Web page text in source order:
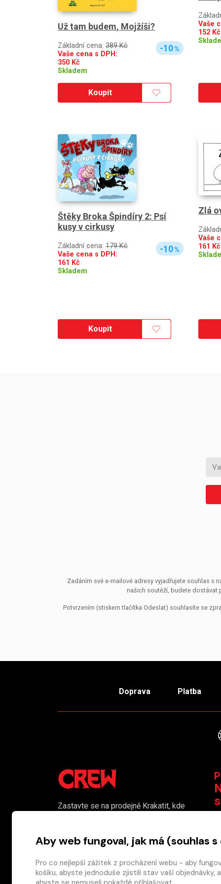
Už tam budem, Mojžíši?
Základní cena: 389 Kč
Vaše cena s DPH:
350 Kč
Skladem
-10%
Koupit
Vaše
152 Kč
Štěky Broka Špindíry 2: Psí
kusy v cirkusy
Základní cena: 179 Kč
Vaše cena s DPH:
161 Kč
Skladem
-10%
Koupit
Zlá
Vaše
161 Kč
Zadáním své e-mailové adresy vyjadřujete souhlas s
našich soutěží, budete dostávat
Potvrzením (stiskem tlačítka Odeslat) souhlasíte se
Doprava Platba
Zastavte se na prodejně Krakatit, kde
komiksu.
Prodejna je i naším smluvním výdejním
místem pro osobní odběr objednaného
Aby web fungoval, jak má (souhlas
Pro co nejlepší zážitek z procházení webu - aby
košíku, abyste jednoduše zjistili stav vaší objednávky,